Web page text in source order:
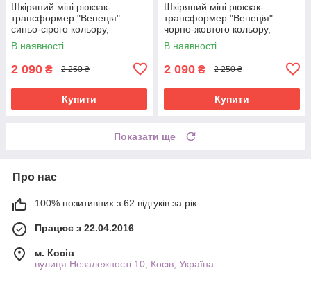
Шкіряний міні рюкзак-
трансформер "Венеція"
синьо-сірого кольору,
17х19х7 см
В наявності
2 090 ₴ 2 250 ₴
Купити
Шкіряний міні рюкзак-
трансформер "Венеція"
чорно-жовтого кольору,
17х19х7 см
В наявності
2 090 ₴ 2 250 ₴
Купити
Показати ще
Про нас
100% позитивних з 62 відгуків за рік
Працює з 22.04.2016
м. Косів
вулиця Незалежності 10, Косів, Україна